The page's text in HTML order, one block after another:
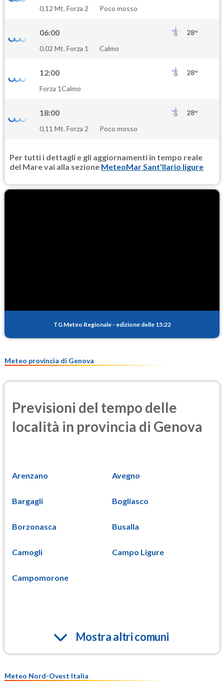
0,12 Mt. Forza 2
Poco mosso
06:00
28°
0,02 Mt. Forza 1
Calmo
12:00
28°
Forza 1Calmo
18:00
28°
0,11 Mt. Forza 2
Poco mosso
Per tutti i dettagli e gli aggiornamenti in tempo reale
del Mare vai alla sezione MeteoMar Sant'Ilario ligure
TG Meteo Regionale - edizione delle 15:22
Meteo provincia di Genova
Previsioni del tempo delle
località in provincia di Genova
Arenzano Avegno
Bargagli Bogliasco
Borzonasca Busalla
Camogli Campo Ligure
Campomorone
Mostra altri comuni
Meteo Nord-Ovest Italia